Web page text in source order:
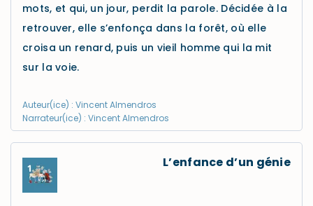
mots, et qui, un jour, perdit la parole. Décidée à la
retrouver, elle s’enfonça dans la forêt, où elle
croisa un renard, puis un vieil homme qui la mit
sur la voie.
Auteur(ice) : Vincent Almendros
Narrateur(ice) : Vincent Almendros
L’enfance d’un génie